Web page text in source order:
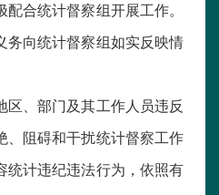
合统计督察组开展工作。
务向统计督察组如实反映情
、部门及其工作人员违反
、阻碍和干扰统计督察工作
统计违纪违法行为，依照有